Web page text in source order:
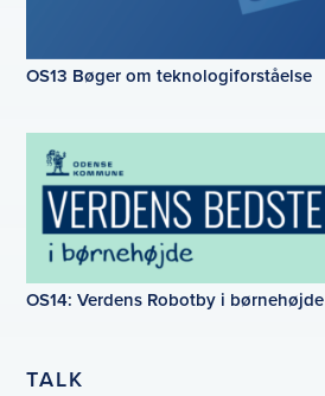
OS13 Bøger om teknologiforståelse
OS14: Verdens Robotby i børnehøjde
TALK